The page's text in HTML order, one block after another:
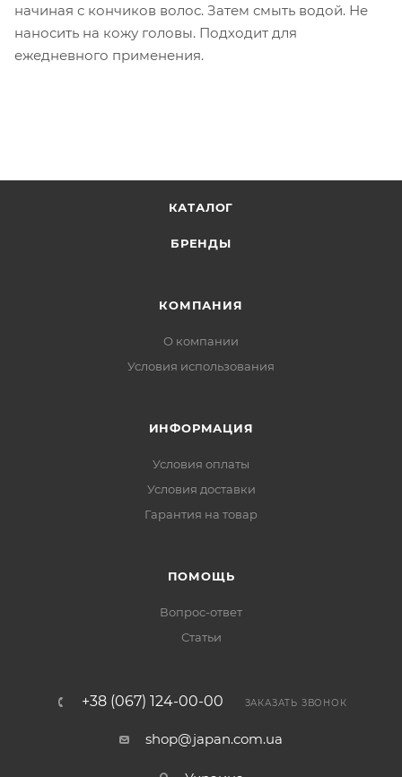
начиная с кончиков волос. Затем смыть водой. Не
наносить на кожу головы. Подходит для
ежедневного применения.
КАТАЛОГ
БРЕНДЫ
КОМПАНИЯ
О компании
Условия использования
ИНФОРМАЦИЯ
Условия оплаты
Условия доставки
Гарантия на товар
ПОМОЩЬ
Вопрос-ответ
Статьи
+38 (067) 124-00-00 ЗАКАЗАТЬ ЗВОНОК
shop@japan.com.ua